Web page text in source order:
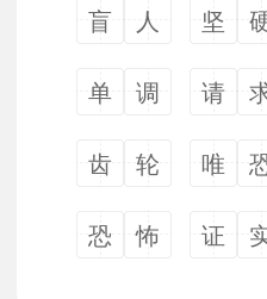
盲 人 坚
单 调 请
齿 轮 唯
恐 怖 证